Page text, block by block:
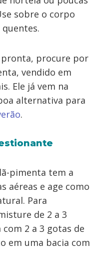
sobre o corpo
procure por
vendido em
Ele já vem na
alternativa para
.
pimenta tem a
aéreas e age como
Para
de 2 a 3
2 a 3 gotas de
em uma bacia com